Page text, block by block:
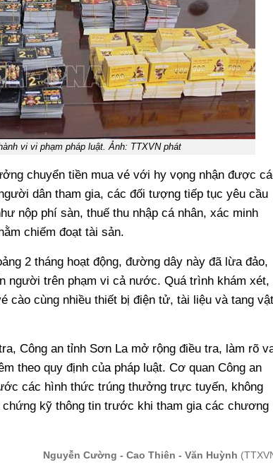
vi vi phạm pháp luật. Ảnh: TTXVN phát
chuyển tiền mua vé với hy vọng nhận được
dân tham gia, các đối tượng tiếp tục yêu cầu
nộp phí sàn, thuế thu nhập cá nhân, xác minh
chiếm đoạt tài sản.
2 tháng hoạt động, đường dây này đã lừa đảo,
người trên phạm vi cả nước. Quá trình khám xét,
cào cùng nhiều thiết bị điện tử, tài liệu và tang vật
Công an tỉnh Sơn La mở rộng điều tra, làm rõ
theo quy định của pháp luật. Cơ quan Công an
các hình thức trúng thưởng trực tuyến, không
kỹ thông tin trước khi tham gia các chương
Nguyễn Cường - Cao Thiên - Văn Huỳnh